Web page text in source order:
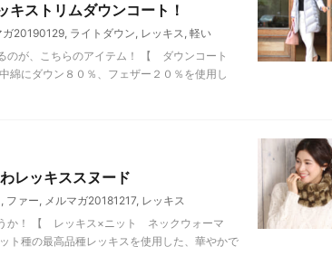
ストリムダウンコート！
ガ20190129, ライトダウン, レッキス, 軽い
のが、こちらのアイテム！ 【 ダウンコート
にダウン８０％、フェザー２０％を使用し
レッキススヌード
, ファー, メルマガ20181217, レッキス
か！ 【 レッキス×ニット ネックウォーマ
種の最高品種レッキスを使用した、華やかで